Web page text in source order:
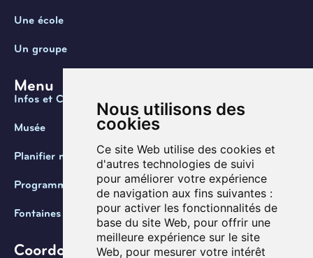
Nous utilisons des
cookies
Ce site Web utilise des cookies et
d'autres technologies de suivi
pour améliorer votre expérience
de navigation aux fins suivantes :
pour activer les fonctionnalités de
base du site Web, pour offrir une
meilleure expérience sur le site
Web, pour mesurer votre intérêt
Une école
Un groupe
Menu
Infos et Contact
Musée
Planifier ma visite
Programmation
Fontaines de Belgique
Coordonnées